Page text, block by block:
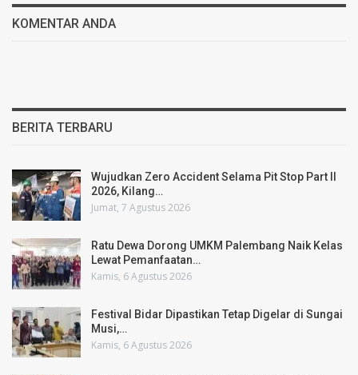
KOMENTAR ANDA
BERITA TERBARU
Wujudkan Zero Accident Selama Pit Stop Part II
2026, Kilang…
Jumat, 7 Agustus 2026
Ratu Dewa Dorong UMKM Palembang Naik Kelas
Lewat Pemanfaatan…
Kamis, 6 Agustus 2026
Festival Bidar Dipastikan Tetap Digelar di Sungai
Musi,…
Kamis, 6 Agustus 2026